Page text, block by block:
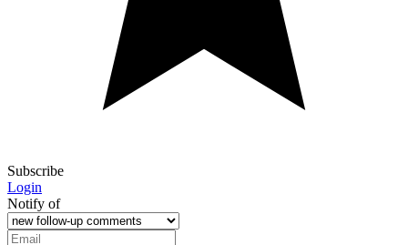
Subscribe
Login
Notify of